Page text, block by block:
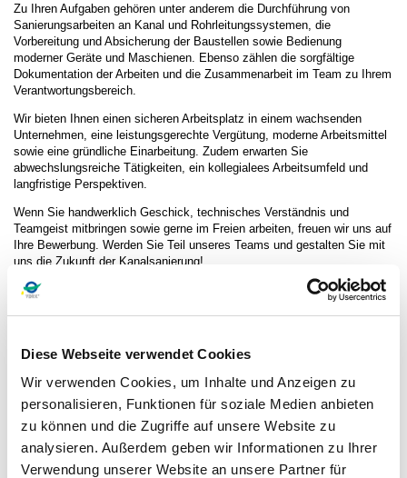
Diese Webseite verwendet Cookies
Wir verwenden Cookies, um Inhalte und Anzeigen zu
personalisieren, Funktionen für soziale Medien anbieten
zu können und die Zugriffe auf unsere Website zu
analysieren. Außerdem geben wir Informationen zu Ihrer
Verwendung unserer Website an unsere Partner für
Zu Ihren Aufgaben gehören unter anderem die Durchführung von
Sanierungsarbeiten an Kanal und Rohrleitungssystemen, die
Vorbereitung und Absicherung der Baustellen sowie Bedienung
moderner Geräte und Maschienen. Ebenso zählen die sorgfältige
Dokumentation der Arbeiten und die Zusammenarbeit im Team zu Ihrem
Verantwortungsbereich.
Wir bieten Ihnen einen sicheren Arbeitsplatz in einem wachsenden
Unternehmen, eine leistungsgerechte Vergütung, moderne Arbeitsmittel
sowie eine gründliche Einarbeitung. Zudem erwarten Sie
abwechslungsreiche Tätigkeiten, ein kollegialees Arbeitsumfeld und
langfristige Perspektiven.
Wenn Sie handwerklich Geschick, technisches Verständnis und
Teamgeist mitbringen sowie gerne im Freien arbeiten, freuen wir uns auf
Ihre Bewerbung. Werden Sie Teil unseres Teams und gestalten Sie mit
uns die Zukunft der Kanalsanierung!
Kontaktdaten:
Firma:
RKS Rohr und Kanal Technik GmbH
Straße:
Haßlinghauserstr. 158
PLZ, Ort:
42279 Wuppertal
E-Mail:
rkswuppertal@gmail.com
Telefon: